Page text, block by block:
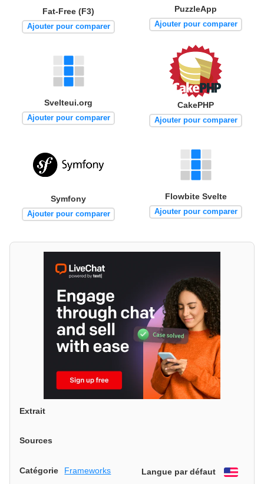
Fat-Free (F3)
Ajouter pour comparer
PuzzleApp
Ajouter pour comparer
Svelteui.org
Ajouter pour comparer
CakePHP
Ajouter pour comparer
Symfony
Ajouter pour comparer
Flowbite Svelte
Ajouter pour comparer
Extrait
Sources
Catégorie Frameworks Langue par défaut